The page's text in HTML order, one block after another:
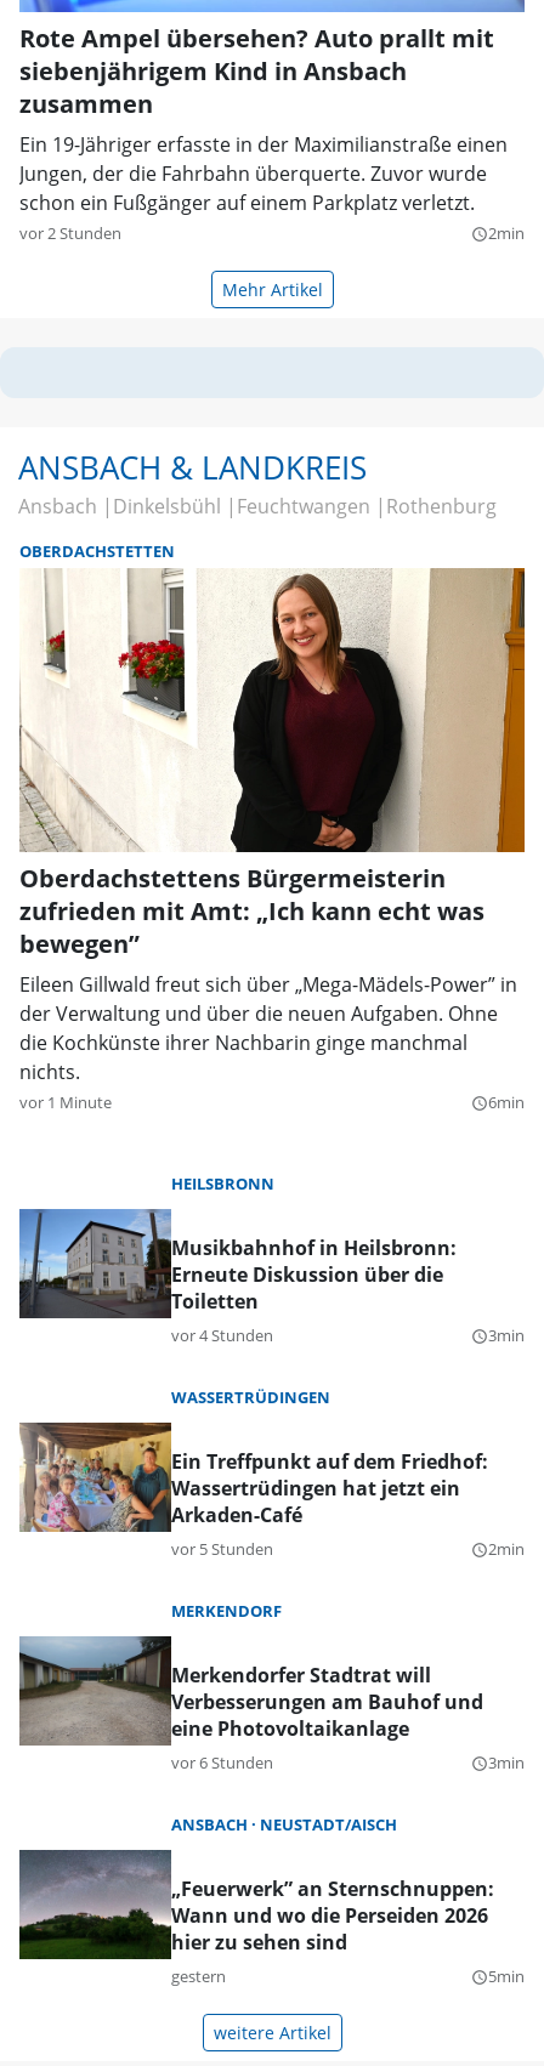
Rote Ampel übersehen? Auto prallt mit
siebenjährigem Kind in Ansbach
zusammen
Ein 19-Jähriger erfasste in der Maximilianstraße einen
Jungen, der die Fahrbahn überquerte. Zuvor wurde
schon ein Fußgänger auf einem Parkplatz verletzt.
vor 2 Stunden query_builder2min
Mehr Artikel
ANSBACH & LANDKREIS
Ansbach Dinkelsbühl Feuchtwangen Rothenburg
OBERDACHSTETTEN
Oberdachstettens Bürgermeisterin
zufrieden mit Amt: „Ich kann echt was
bewegen”
Eileen Gillwald freut sich über „Mega-Mädels-Power” in
der Verwaltung und über die neuen Aufgaben. Ohne
die Kochkünste ihrer Nachbarin ginge manchmal
nichts.
vor 1 Minute query_builder6min
HEILSBRONN
Musikbahnhof in Heilsbronn:
Erneute Diskussion über die
Toiletten
vor 4 Stunden query_builder3min
WASSERTRÜDINGEN
Ein Treffpunkt auf dem Friedhof:
Wassertrüdingen hat jetzt ein
Arkaden-Café
vor 5 Stunden query_builder2min
MERKENDORF
Merkendorfer Stadtrat will
Verbesserungen am Bauhof und
eine Photovoltaikanlage
vor 6 Stunden query_builder3min
ANSBACH NEUSTADT/AISCH
„Feuerwerk” an Sternschnuppen:
Wann und wo die Perseiden 2026
hier zu sehen sind
gestern query_builder5min
weitere Artikel